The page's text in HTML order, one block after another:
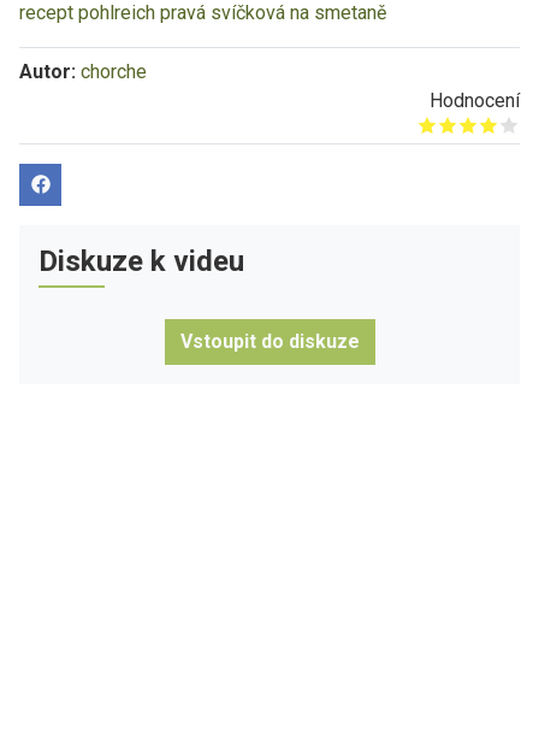
recept pohlreich pravá svíčková na smetaně
Autor: chorche
Hodnocení
Give it 1/5
Give it 2/5
Give it 3/5
Give it 4/5
Give it 5/5
Diskuze k videu
Vstoupit do diskuze